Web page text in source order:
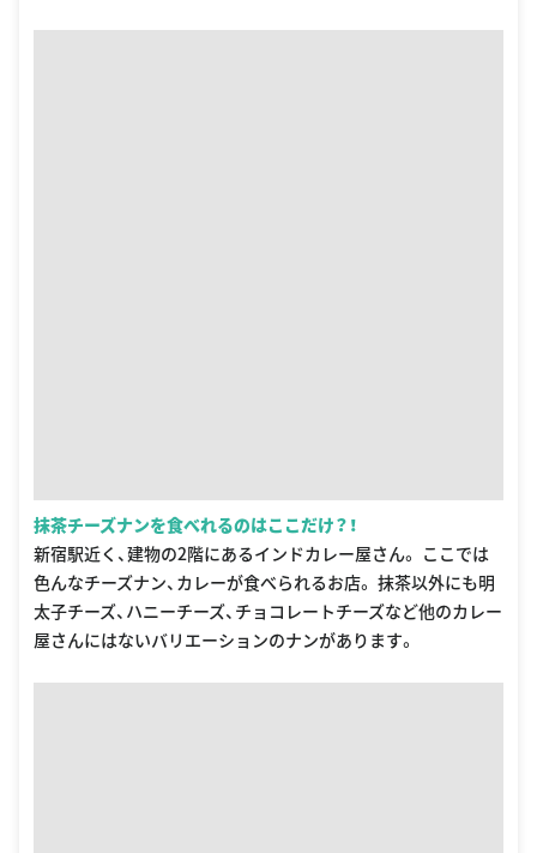
抹茶チーズナンを食べれるのはここだけ？！
新宿駅近く、建物の2階にあるインドカレー屋さん。 ここでは
色んなチーズナン、カレーが食べられるお店。 抹茶以外にも明
太子チーズ、ハニーチーズ、チョコレートチーズなど他のカレー
屋さんにはないバリエーションのナンがあります。